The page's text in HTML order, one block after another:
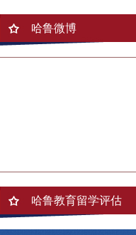
哈鲁微博
哈鲁教育留学评估